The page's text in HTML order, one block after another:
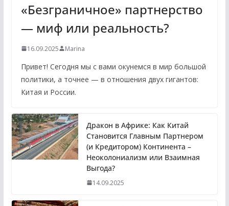
«Безграничное» партнерство
— миф или реальность?
16.09.2025 Marina
Привет! Сегодня мы с вами окунемся в мир большой
политики, а точнее — в отношения двух гигантов:
Китая и России.
Дракон в Африке: Как Китай
Становится Главным Партнером
(и Кредитором) Континента –
Неоколониализм или Взаимная
Выгода?
14.09.2025